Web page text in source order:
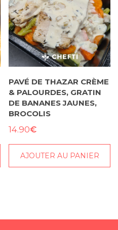
PAVÉ DE THAZAR CRÈME
& PALOURDES, GRATIN
DE BANANES JAUNES,
BROCOLIS
14.90€
AJOUTER AU PANIER